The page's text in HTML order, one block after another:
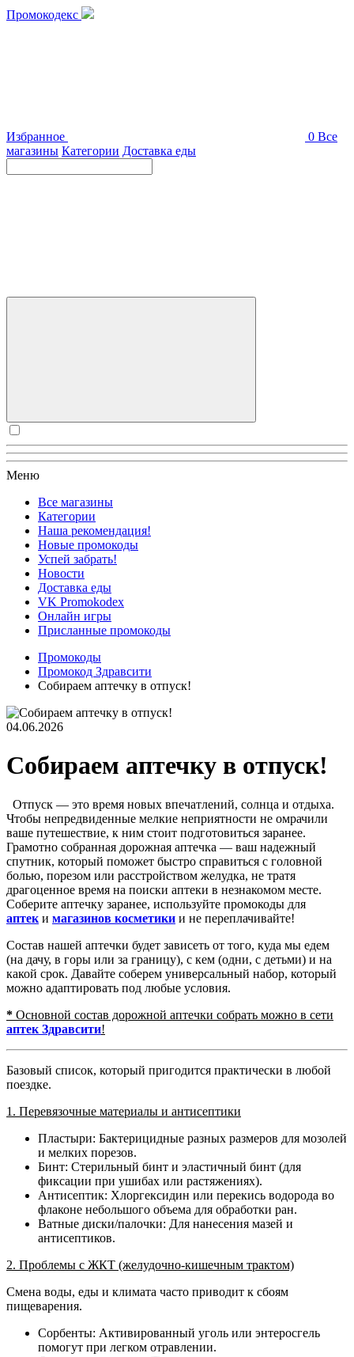
Промокодекс
Избранное 0 Все
магазины Категории Доставка еды
Меню
Все магазины
Категории
Наша рекомендация!
Новые промокоды
Успей забрать!
Новости
Доставка еды
VK Promokodex
Онлайн игры
Присланные промокоды
Промокоды
Промокод Здравсити
Собираем аптечку в отпуск!
04.06.2026
Собираем аптечку в отпуск!
Отпуск — это время новых впечатлений, солнца и отдыха.
Чтобы непредвиденные мелкие неприятности не омрачили
ваше путешествие, к ним стоит подготовиться заранее.
Грамотно собранная дорожная аптечка — ваш надежный
спутник, который поможет быстро справиться с головной
болью, порезом или расстройством желудка, не тратя
драгоценное время на поиски аптеки в незнакомом месте.
Соберите аптечку заранее, используйте промокоды для
аптек и магазинов косметики и не переплачивайте!
Состав нашей аптечки будет зависеть от того, куда мы едем
(на дачу, в горы или за границу), с кем (одни, с детьми) и на
какой срок. Давайте соберем универсальный набор, который
можно адаптировать под любые условия.
* Основной состав дорожной аптечки собрать можно в сети
аптек Здравсити!
Базовый список, который пригодится практически в любой
поездке.
1. Перевязочные материалы и антисептики
Пластыри: Бактерицидные разных размеров для мозолей
и мелких порезов.
Бинт: Стерильный бинт и эластичный бинт (для
фиксации при ушибах или растяжениях).
Антисептик: Хлоргексидин или перекись водорода во
флаконе небольшого объема для обработки ран.
Ватные диски/палочки: Для нанесения мазей и
антисептиков.
2. Проблемы с ЖКТ (желудочно-кишечным трактом)
Смена воды, еды и климата часто приводит к сбоям
пищеварения.
Сорбенты: Активированный уголь или энтеросгель
помогут при легком отравлении.